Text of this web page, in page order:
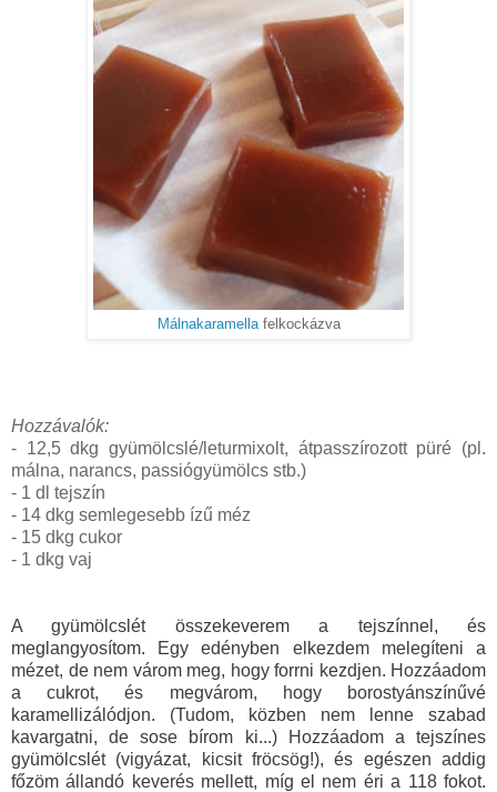
Málnakaramellafelkockázva
Hozzávalók:
- 12,5 dkg gyümölcslé/leturmixolt, átpasszírozott püré (pl.
málna, narancs, passiógyümölcs stb.)
- 1 dl tejszín
- 14 dkg semlegesebb ízű méz
- 15 dkg cukor
- 1 dkg vaj
A gyümölcslét összekeverem a tejszínnel, és
meglangyosítom. Egy edényben elkezdem melegíteni a
mézet, de nem várom meg, hogy forrni kezdjen. Hozzáadom
a cukrot, és megvárom, hogy borostyánszínűvé
karamellizálódjon. (Tudom, közben nem lenne szabad
kavargatni, de sose bírom ki...) Hozzáadom a tejszínes
gyümölcslét (vigyázat, kicsit fröcsög!), és egészen addig
főzöm állandó keverés mellett, míg el nem éri a 118 fokot.